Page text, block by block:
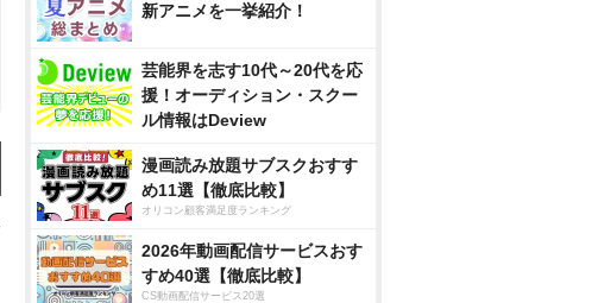
新アニメを一挙紹介！
芸能界を志す10代～20代を応
援！オーディション・スクー
ル情報はDeview
漫画読み放題サブスクおすす
め11選【徹底比較】
オリコン顧客満足度ランキング
2026年動画配信サービスおす
すめ40選【徹底比較】
CS動画配信サービス20選